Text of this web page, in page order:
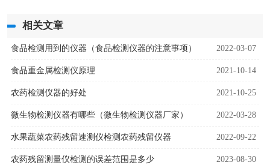
相关文章
食品检测用到的仪器（食品检测仪器的注意事项） 2022-03-07
食品重金属检测仪原理 2021-10-14
农药检测仪器的好处 2021-10-25
微生物检测仪器有哪些（微生物检测仪器厂家） 2022-03-28
水果蔬菜农药残留速测仪检测农药残留仪器 2022-09-22
农药残留测量仪检测的误差范围是多少 2023-08-30